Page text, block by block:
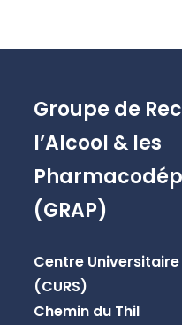
Groupe de
l’Alcool & les
(GRAP)
Centre
(CURS)
Chemin du Thil